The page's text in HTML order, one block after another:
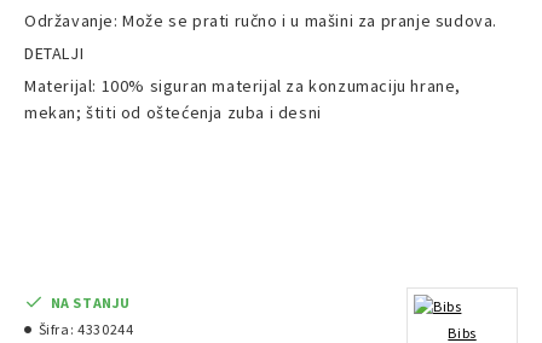
Održavanje: Može se prati ručno i u mašini za pranje sudova.
DETALJI
Materijal: 100% siguran materijal za konzumaciju hrane,
mekan; štiti od oštećenja zuba i desni
NA STANJU
Šifra: 4330244 Bibs